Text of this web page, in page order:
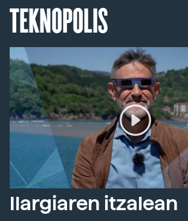
TEKNOPOLIS
Ilargiaren itzalean